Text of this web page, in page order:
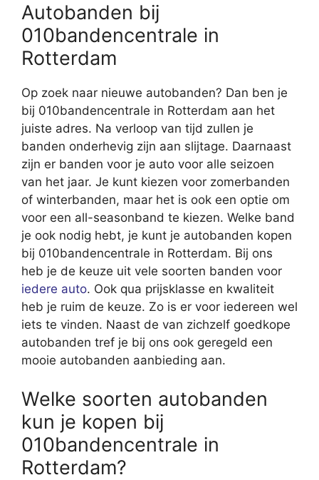
Autobanden bij
010bandencentrale in
Rotterdam
Op zoek naar nieuwe autobanden? Dan ben je
bij 010bandencentrale in Rotterdam aan het
juiste adres. Na verloop van tijd zullen je
banden onderhevig zijn aan slijtage. Daarnaast
zijn er banden voor je auto voor alle seizoen
van het jaar. Je kunt kiezen voor zomerbanden
of winterbanden, maar het is ook een optie om
voor een all-seasonband te kiezen. Welke band
je ook nodig hebt, je kunt je autobanden kopen
bij 010bandencentrale in Rotterdam. Bij ons
heb je de keuze uit vele soorten banden voor
iedere auto. Ook qua prijsklasse en kwaliteit
heb je ruim de keuze. Zo is er voor iedereen wel
iets te vinden. Naast de van zichzelf goedkope
autobanden tref je bij ons ook geregeld een
mooie autobanden aanbieding aan.
Welke soorten autobanden
kun je kopen bij
010bandencentrale in
Rotterdam?